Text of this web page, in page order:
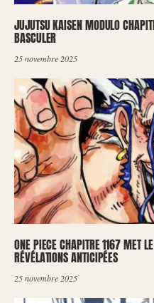
JUJUTSU KAISEN MODULO
BASCULER
25 novembre 2025
ONE PIECE CHAPITRE 1167 MET
RÉVÉLATIONS ANTICIPÉES
25 novembre 2025